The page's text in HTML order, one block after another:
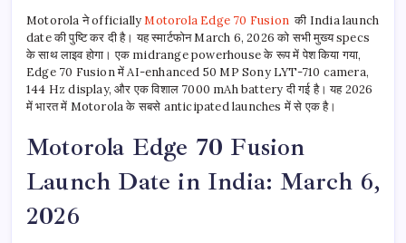
Motorola ने officiallyMotorola Edge 70 Fusion की India launch
date की पुष्टि कर दी है। यह स्मार्टफोन March 6, 2026 को सभी मुख्य specs
के साथ लाइव होगा। एक midrange powerhouse के रूप में पेश किया गया,
Edge 70 Fusion में AI-enhanced 50 MP Sony LYT-710 camera,
144 Hz display, और एक विशाल 7000 mAh battery दी गई है। यह 2026
में भारत में Motorola के सबसे anticipated launches में से एक है।
Motorola Edge 70 Fusion
Launch Date in India: March 6,
2026